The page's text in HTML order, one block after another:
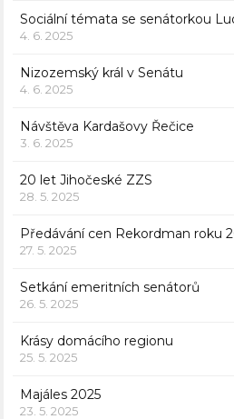
Sociální témata se senátorkou
4. 6. 2025
Nizozemský král v Senátu
4. 6. 2025
Návštěva Kardašovy Řečice
3. 6. 2025
20 let Jihočeské ZZS
28. 5. 2025
Předávání cen Rekordman roku
27. 5. 2025
Setkání emeritních senátorů
26. 5. 2025
Krásy domácího regionu
25. 5. 2025
Majáles 2025
23. 5. 2025